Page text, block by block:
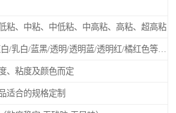
粘、中粘、中低粘、中高粘、高粘、超高粘
、粘度及颜色而定
适合的规格定制